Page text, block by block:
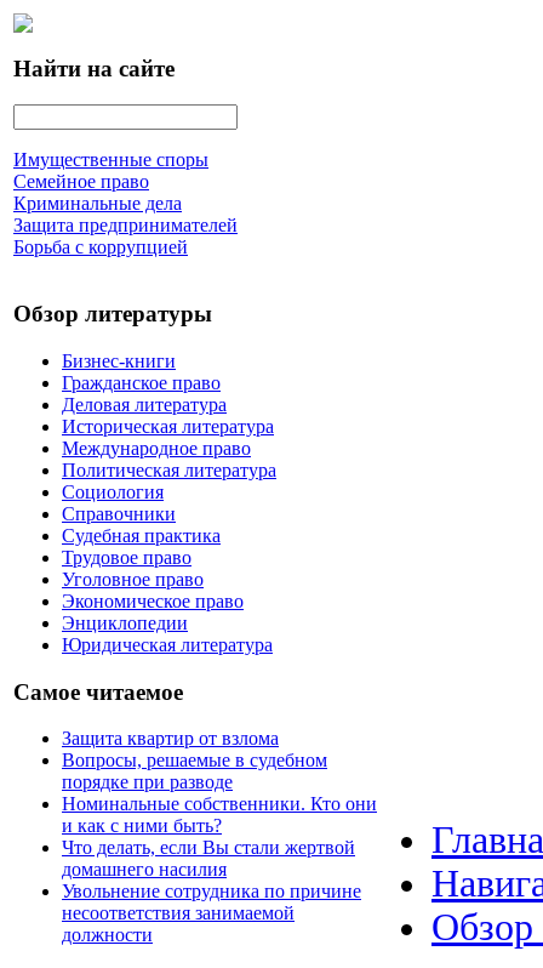
Найти на сайте
Имущественные споры
Семейное право
Криминальные дела
Защита предпринимателей
Борьба с коррупцией
Обзор литературы
Бизнес-книги
Гражданское право
Деловая литература
Историческая литература
Международное право
Политическая литература
Социология
Справочники
Судебная практика
Трудовое право
Уголовное право
Экономическое право
Энциклопедии
Юридическая литература
Самое читаемое
Защита квартир от взлома
Вопросы, решаемые в судебном
порядке при разводе
Номинальные собственники. Кто они
и как с ними быть?
Что делать, если Вы стали жертвой
домашнего насилия
Увольнение сотрудника по причине
несоответствия занимаемой
должности
Обзор